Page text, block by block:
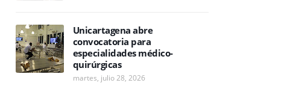
Unicartagena abre
convocatoria para
especialidades médico-
quirúrgicas
martes, julio 28, 2026